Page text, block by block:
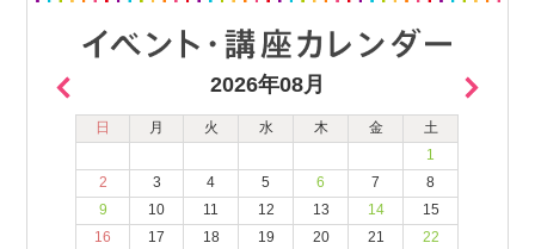
2026年08月
日 月 火 水 木 金
土
1
2
3 4 5 6 7
8
9
10 11 12 13 14
15
16
17 18 19 20 21
22